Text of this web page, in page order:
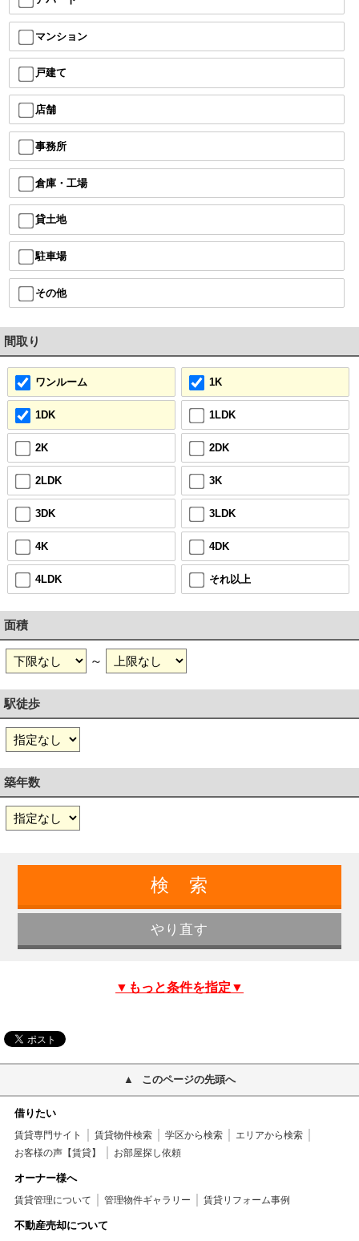
マンション
戸建て
店舗
事務所
倉庫・工場
貸土地
駐車場
その他
間取り
ワンルーム 1K
1DK 1LDK
2K 2DK
2LDK 3K
3DK 3LDK
4K 4DK
4LDK それ以上
面積
～
駅徒歩
築年数
▼もっと条件を指定▼
このページの先頭へ
借りたい
賃貸専門サイト 賃貸物件検索 学区から検索
エリアから検索
お客様の声【賃貸】
お部屋探し依頼
オーナー様へ
賃貸管理について 管理物件ギャラリー 賃貸リフォーム事例
不動産売却について